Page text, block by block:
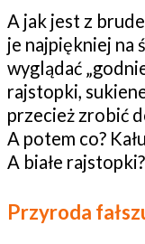
A jak jest z
je najpiękniej na
wyglądać
rajstopki,
przecież zrobić
A potem co?
A białe
Przyroda